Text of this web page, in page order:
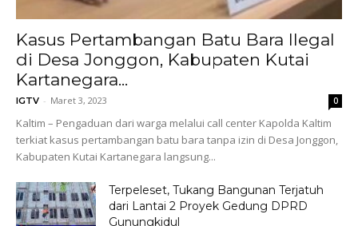
Kasus Pertambangan Batu Bara Ilegal
di Desa Jonggon, Kabupaten Kutai
Kartanegara...
IGTV - Maret 3, 2023 0
Kaltim – Pengaduan dari warga melalui call center Kapolda Kaltim
terkiat kasus pertambangan batu bara tanpa izin di Desa Jonggon,
Kabupaten Kutai Kartanegara langsung...
Terpeleset, Tukang Bangunan Terjatuh
dari Lantai 2 Proyek Gedung DPRD
Gunungkidul